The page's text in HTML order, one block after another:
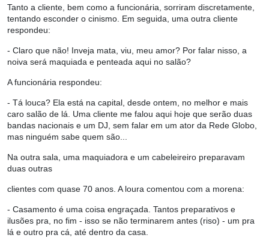
Tanto a cliente, bem como a funcionária, sorriram discretamente,
tentando esconder o cinismo. Em seguida, uma outra cliente
respondeu:
- Claro que não! Inveja mata, viu, meu amor? Por falar nisso, a
noiva será maquiada e penteada aqui no salão?
A funcionária respondeu:
- Tá louca? Ela está na capital, desde ontem, no melhor e mais
caro salão de lá. Uma cliente me falou aqui hoje que serão duas
bandas nacionais e um DJ, sem falar em um ator da Rede Globo,
mas ninguém sabe quem são...
Na outra sala, uma maquiadora e um cabeleireiro preparavam
duas outras
clientes com quase 70 anos. A loura comentou com a morena:
- Casamento é uma coisa engraçada. Tantos preparativos e
ilusões pra, no fim - isso se não terminarem antes (riso) - um pra
lá e outro pra cá, até dentro da casa.